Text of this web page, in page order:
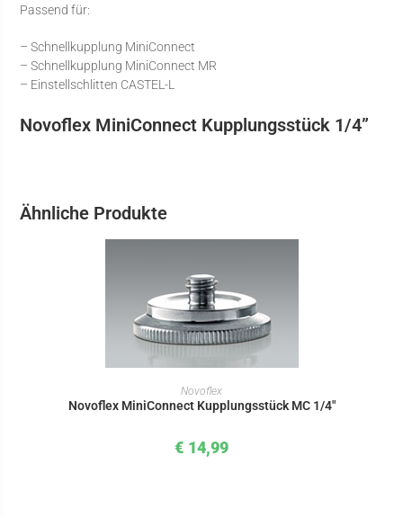
Passend für:
– Schnellkupplung MiniConnect
– Schnellkupplung MiniConnect MR
– Einstellschlitten CASTEL-L
Novoflex MiniConnect Kupplungsstück 1/4”
Ähnliche Produkte
IN DEN WARENKORB
Novoflex
Novoflex MiniConnect Kupplungsstück MC 1/4″
€ 14,99